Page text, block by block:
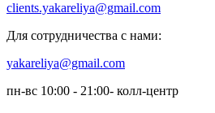
clients.yakareliya@gmail.com
Для сотрудничества с нами:
yakareliya@gmail.com
пн-вс 10:00 - 21:00- колл-центр